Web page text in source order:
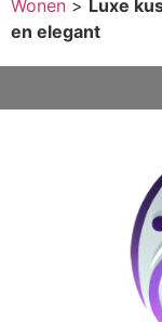
Wonen > Luxe
en elegant